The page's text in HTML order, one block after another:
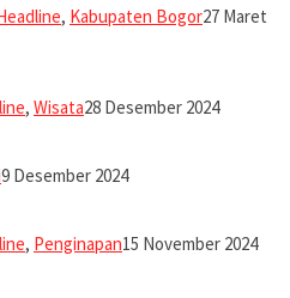
, Kabupaten Bogor27 Maret
, Wisata28 Desember 2024
9 Desember 2024
, Penginapan15 November 2024